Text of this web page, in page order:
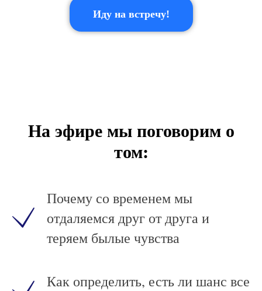
Иду на встречу!
На эфире мы поговорим о
том:
Почему со временем мы
отдаляемся друг от друга и
теряем былые чувства
Как определить, есть ли шанс все